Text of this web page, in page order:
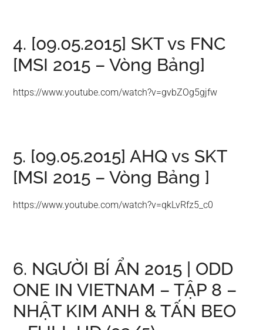
4. [09.05.2015] SKT vs FNC
[MSI 2015 – Vòng Bảng]
https://www.youtube.com/watch?v=gvbZOg5gjfw
5. [09.05.2015] AHQ vs SKT
[MSI 2015 – Vòng Bảng ]
https://www.youtube.com/watch?v=qkLvRfz5_c0
6. NGƯỜI BÍ ẨN 2015 | ODD
ONE IN VIETNAM – TẬP 8 –
NHẬT KIM ANH & TẤN BEO